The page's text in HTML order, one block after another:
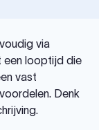
via
een looptijd die
vast
Denk